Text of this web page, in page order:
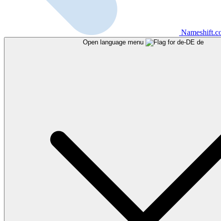
Open language menu de